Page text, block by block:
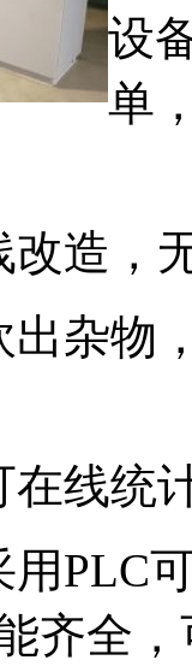
设
单
改造，
出杂物
在线统
用PLC
齐全